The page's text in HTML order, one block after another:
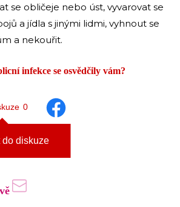
se obličeje nebo úst, vyvarovat se
a jídla s jinými lidmi, vyhnout se
a nekouřit.
infekce se osvědčily vám?
0
diskuze